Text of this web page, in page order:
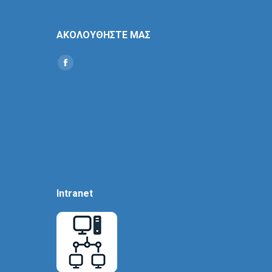
ΑΚΟΛΟΥΘΗΣΤΕ ΜΑΣ
Find us on:
Social
Intranet